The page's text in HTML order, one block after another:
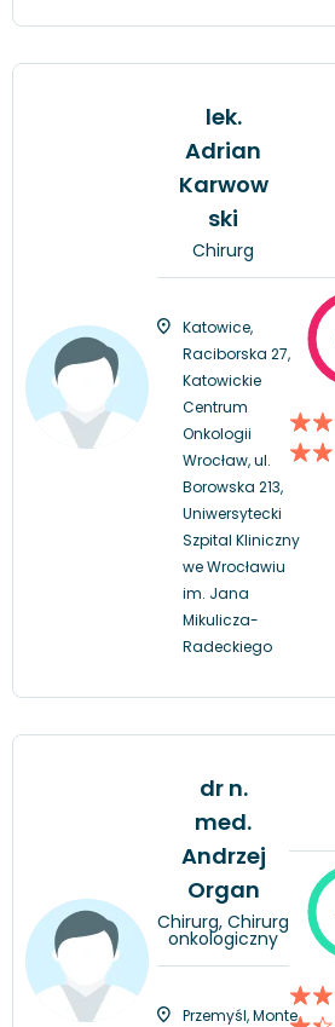
lek.
Adrian
Karwow
ski
Chirurg
Katowice,
Raciborska 27,
Katowickie
Centrum
Onkologii
Wrocław, ul.
Borowska 213,
Uniwersytecki
Szpital Kliniczny
we Wrocławiu
im. Jana
Mikulicza-
Radeckiego
dr n.
med.
Andrzej
Organ
Chirurg, Chirurg
onkologiczny
Przemyśl, Monte